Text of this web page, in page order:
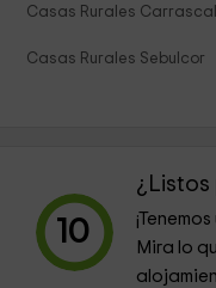
Casas Rurales Carrascal
Casas Rurales Sebulcor
10
Mira lo